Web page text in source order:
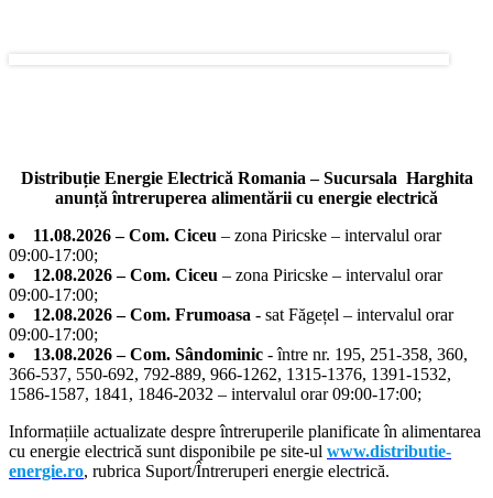
Distribuție Energie Electrică Romania – Sucursala Harghita
anunță întreruperea alimentării cu energie electrică
11.08.2026 – Com. Ciceu – zona Piricske – intervalul orar
09:00-17:00;
12.08.2026 – Com. Ciceu – zona Piricske – intervalul orar
09:00-17:00;
12.08.2026 – Com. Frumoasa - sat Făgețel – intervalul orar
09:00-17:00;
13.08.2026 – Com. Sândominic - între nr. 195, 251-358, 360,
366-537, 550-692, 792-889, 966-1262, 1315-1376, 1391-1532,
1586-1587, 1841, 1846-2032 – intervalul orar 09:00-17:00;
Informațiile actualizate despre întreruperile planificate în alimentarea
cu energie electrică sunt disponibile pe site-ul www.distributie-
energie.ro, rubrica Suport/Întreruperi energie electrică.